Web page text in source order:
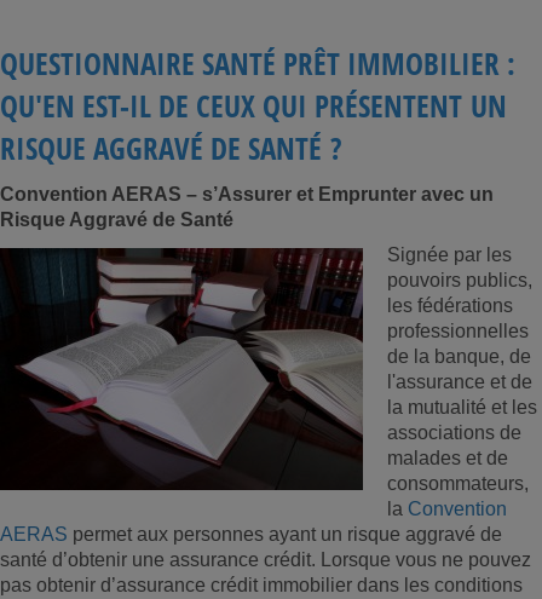
QUESTIONNAIRE SANTÉ PRÊT IMMOBILIER :
QU'EN EST-IL DE CEUX QUI PRÉSENTENT UN
RISQUE AGGRAVÉ DE SANTÉ ?
Convention AERAS – s’Assurer et Emprunter avec un
Risque Aggravé de Santé
Signée par les
pouvoirs publics,
les fédérations
professionnelles
de la banque, de
l'assurance et de
la mutualité et les
associations de
malades et de
consommateurs,
la Convention
AERAS permet aux personnes ayant un risque aggravé de
santé d’obtenir une assurance crédit. Lorsque vous ne pouvez
pas obtenir d’assurance crédit immobilier dans les conditions